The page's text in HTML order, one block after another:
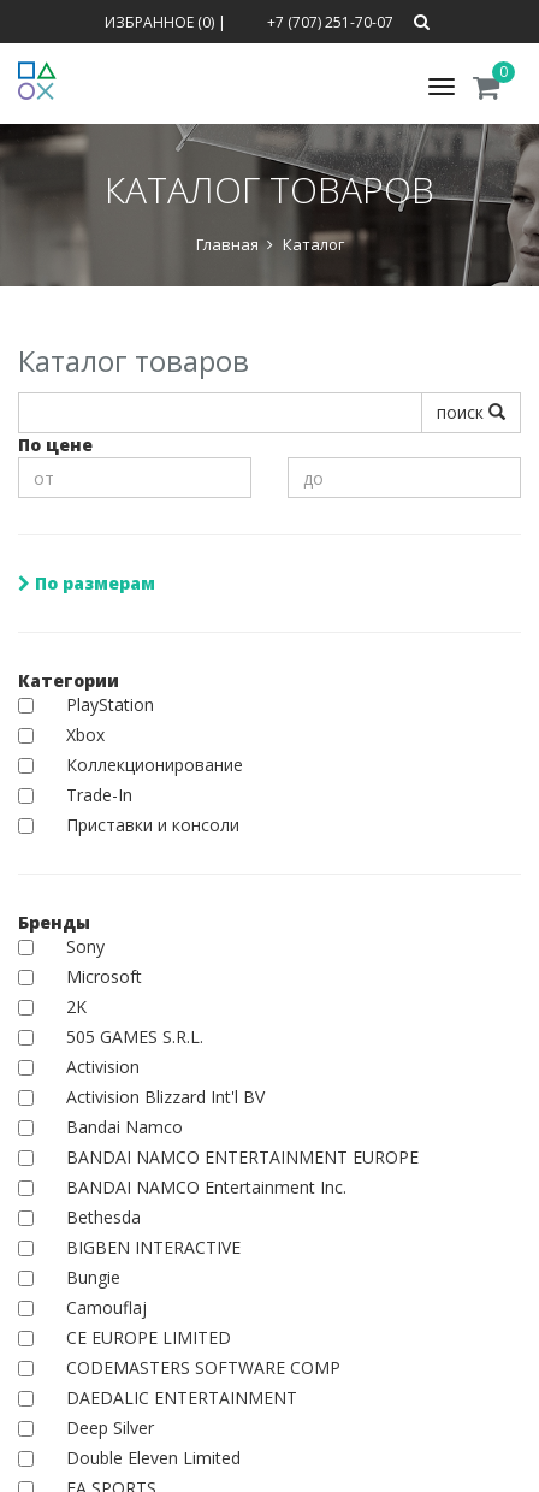
ИЗБРАННОЕ (0)| +7 (707) 251-70-07
Меню
0
КАТАЛОГ ТОВАРОВ
Главная Каталог
Каталог товаров
поиск
По цене
По размерам
Категории
PlayStation
Xbox
Коллекционирование
Trade-In
Приставки и консоли
Бренды
Sony
Microsoft
2K
505 GAMES S.R.L.
Activision
Activision Blizzard Int'l BV
Bandai Namco
BANDAI NAMCO ENTERTAINMENT EUROPE
BANDAI NAMCO Entertainment Inc.
Bethesda
BIGBEN INTERACTIVE
Bungie
Camouflaj
CE EUROPE LIMITED
CODEMASTERS SOFTWARE COMP
DAEDALIC ENTERTAINMENT
Deep Silver
Double Eleven Limited